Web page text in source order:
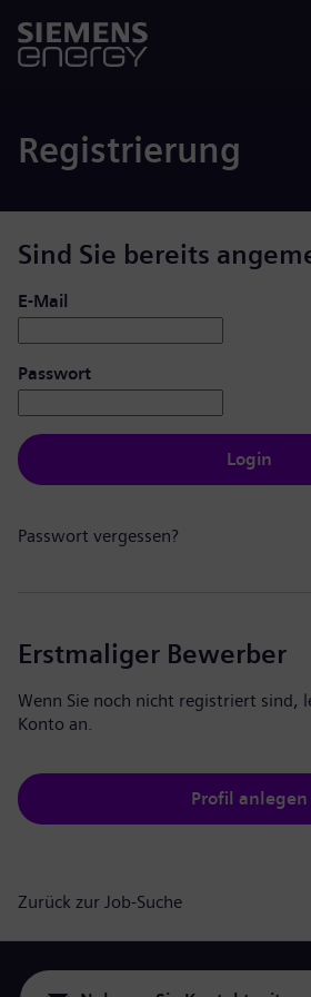
Registrierung
Sind Sie bereits
Login: Benutzer und Passwort
E-Mail
Passwort
Login
Passwort vergessen?
Erstmaliger Bewerber
Wenn Sie noch nicht registriert sind,
Konto an.
Profil anlegen
Zurück zur Job-Suche